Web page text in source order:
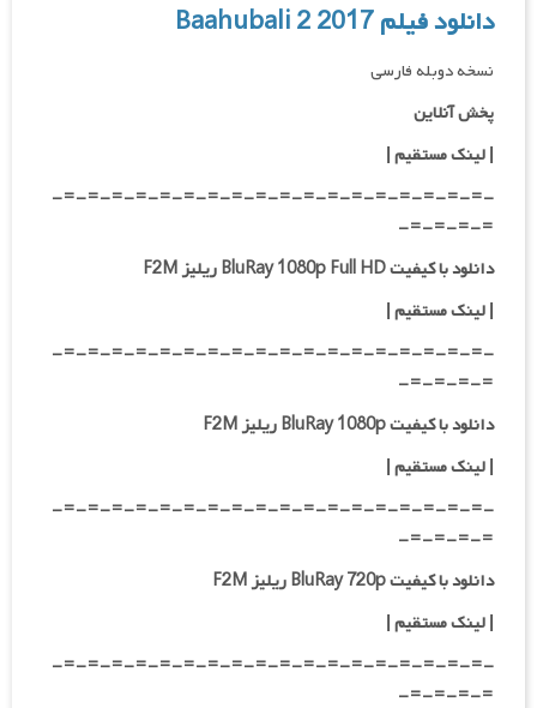
دانلود فیلم Baahubali 2 2017
نسخه دوبله فارسی
پخش آنلاین
| لینک مستقیم|
-=-=-=-=-=-=-=-=-=-=-=-=-=-=-=-=-=-=-
=-=-=-=-
دانلود با کیفیت BluRay 1080p Full HD ریلیز F2M
|لینک مستقیم|
-=-=-=-=-=-=-=-=-=-=-=-=-=-=-=-=-=-=-
=-=-=-=-
دانلود با کیفیت BluRay 1080p ریلیز F2M
|لینک مستقیم|
-=-=-=-=-=-=-=-=-=-=-=-=-=-=-=-=-=-=-
=-=-=-=-
دانلود با کیفیت BluRay 720p ریلیز F2M
| لینک مستقیم|
-=-=-=-=-=-=-=-=-=-=-=-=-=-=-=-=-=-=-
=-=-=-=-